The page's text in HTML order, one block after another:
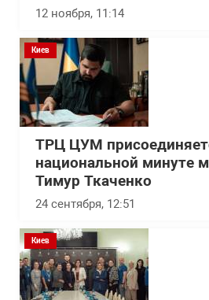
12 ноября, 11:14
Киев
ТРЦ ЦУМ
национальной минуте
Тимур Ткаченко
24 сентября, 12:51
Киев